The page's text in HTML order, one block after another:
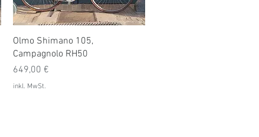
Schnellansicht
Olmo Shimano 105,
Campagnolo RH50
Preis
649,00 €
inkl. MwSt.